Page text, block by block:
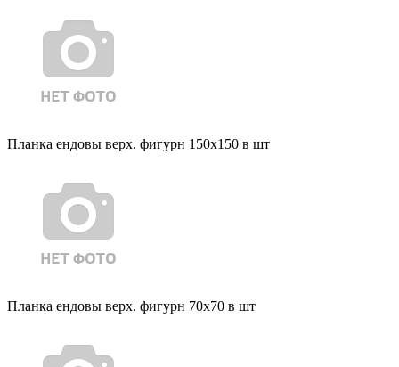
Планка ендовы верх. фигурн 150x150 в шт
Планка ендовы верх. фигурн 70x70 в шт